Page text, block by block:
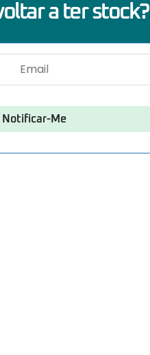
a ter stock?